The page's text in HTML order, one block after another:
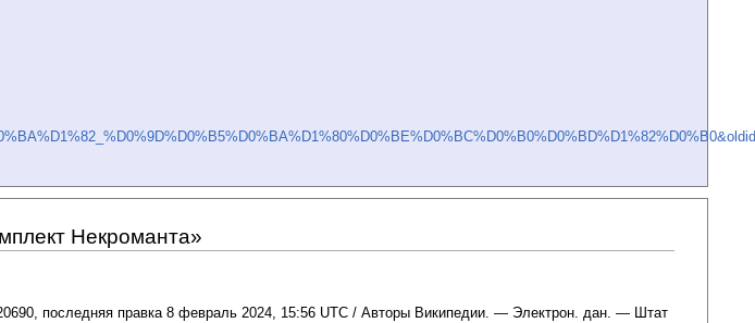
Некроманта»
последняя правка 8 февраль 2024, 15:56 UTC / Авторы Википедии. — Электрон. дан. — Штат